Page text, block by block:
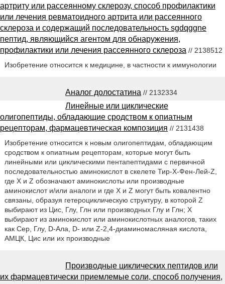
артриту или рассеянному склерозу, способ профилактики
или лечения ревматоидного артрита или рассеянного
склероза и содержащий последовательность sgdqggne
пептид, являющийся агентом для обнаружения,
профилактики или лечения рассеянного склероза // 2138512
Изобретение относится к медицине, в частности к иммунологии
Аналог долостатина // 2132334
Линейные или циклические
олигопептиды, обладающие сродством к опиатным
рецепторам, фармацевтическая композиция // 2131438
Изобретение относится к новым олигопептидам, обладающим
сродством к опиатным рецепторам, которые могут быть
линейными или циклическими пентапептидами с первичной
последовательностью аминокислот в скелете Тир-Х-Фен-Лей-Z,
где X и Z обозначают аминокислоты или производные
аминокислот и/или аналоги и где X и Z могут быть ковалентно
связаны, образуя гетероциклическую структуру, в которой Z
выбирают из Цис, Глу, Глн или производных Глу и Глн; X
выбирают из аминокислот или аминокислотных аналогов, таких
как Сер, Глу, D-Ала, D- или Z-2,4-диаминомасляная кислота,
АМЦК, Цис или их производные
Производные циклических пептидов или
их фармацевтически приемлемые соли, способ получения,